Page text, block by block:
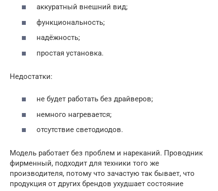
аккуратный внешний вид;
функциональность;
надёжность;
простая установка.
Недостатки:
не будет работать без драйверов;
немного нагревается;
отсутствие светодиодов.
Модель работает без проблем и нареканий. Проводник
фирменный, подходит для техники того же
производителя, потому что зачастую так бывает, что
продукция от других брендов ухудшает состояние